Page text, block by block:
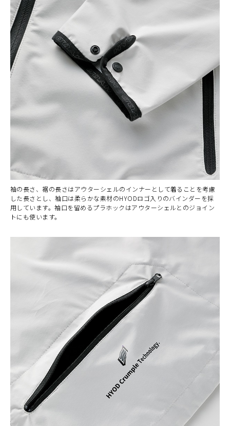
袖の長さ、裾の長さはアウターシェルのインナーとして着ることを考慮
した長さとし、袖口は柔らかな素材のHYODロゴ入りのバインダーを採
用しています。袖口を留めるプラホックはアウターシェルとのジョイン
トにも使います。